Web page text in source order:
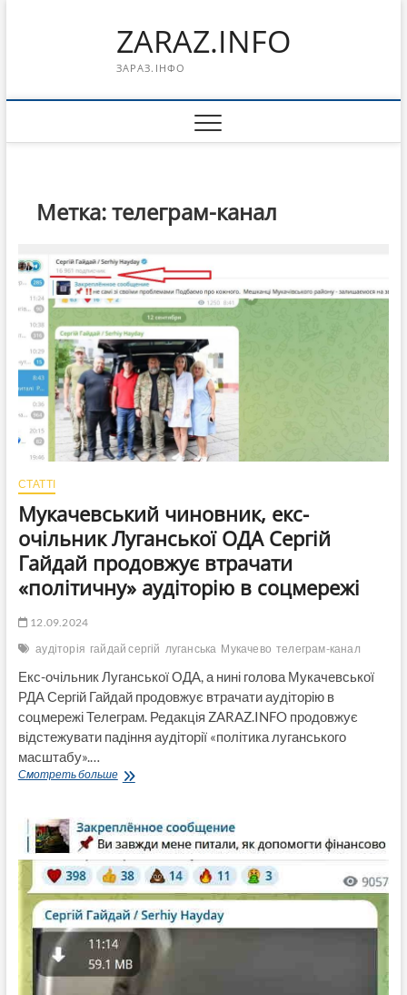
ZARAZ.INFO
ЗАРАЗ.ІНФО
Метка:телеграм-канал
СТАТТІ
Мукачевський чиновник, екс-
очільник Луганської ОДА Сергій
Гайдай продовжує втрачати
«політичну» аудіторію в соцмережі
12.09.2024
аудіторія гайдай сергій луганська Мукачево телеграм-канал
Екс-очільник Луганської ОДА, а нині голова Мукачевської
РДА Сергій Гайдай продовжує втрачати аудіторію в
соцмережі Телеграм. Редакція ZARAZ.INFO продовжує
відстежувати падіння аудіторії «політика луганського
масштабу».…
Смотреть большеМукачевський
очільник
Луганської
Сергій
Гайдай
продовжує
втрачати
«політичну»
аудіторію
в
соцмережі